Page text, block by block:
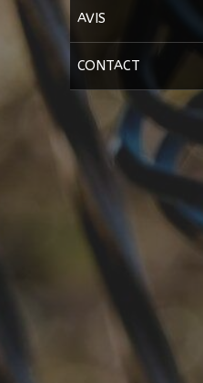
AVIS
CONTACT